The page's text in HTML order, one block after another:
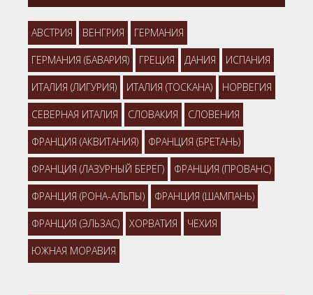
АВСТРИЯ ВЕНГРИЯ ГЕРМАНИЯ
ГЕРМАНИЯ (БАВАРИЯ) ГРЕЦИЯ ДАНИЯ ИСПАНИЯ
ИТАЛИЯ (ЛИГУРИЯ) ИТАЛИЯ (ТОСКАНА) НОРВЕГИЯ
СЕВЕРНАЯ ИТАЛИЯ СЛОВАКИЯ СЛОВЕНИЯ
ФРАНЦИЯ (АКВИТАНИЯ) ФРАНЦИЯ (БРЕТАНЬ)
ФРАНЦИЯ (ЛАЗУРНЫЙ БЕРЕГ) ФРАНЦИЯ (ПРОВАНС)
ФРАНЦИЯ (РОНА-АЛЬПЫ) ФРАНЦИЯ (ШАМПАНЬ)
ФРАНЦИЯ (ЭЛЬЗАС) ХОРВАТИЯ ЧЕХИЯ
ЮЖНАЯ МОРАВИЯ